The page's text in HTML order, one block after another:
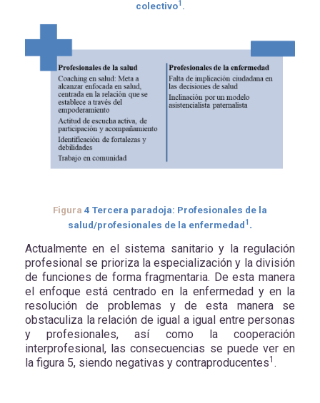
colectivo1 .
Figura 4 Tercera paradoja: Profesionales de la
salud/profesionales de la enfermedad 1 .
Actualmente en el sistema sanitario y la regulación
profesional se prioriza la especialización y la división
de funciones de forma fragmentaria. De esta manera
el enfoque está centrado en la enfermedad y en la
resolución de problemas y de esta manera se
obstaculiza la relación de igual a igual entre personas
y profesionales, así como la cooperación
interprofesional, las consecuencias se puede ver en
la figura 5, siendo negativas y contraproducentes1 .